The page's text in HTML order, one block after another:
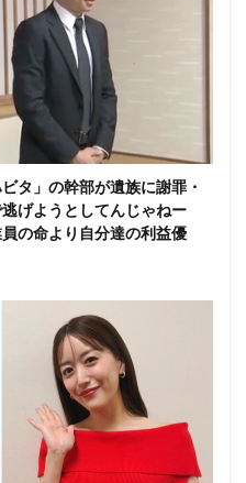
タ」の幹部が遺族に謝罪・
げようとしてんじゃねー
の命より自分達の利益優